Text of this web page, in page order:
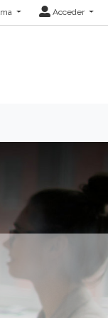
Acceder